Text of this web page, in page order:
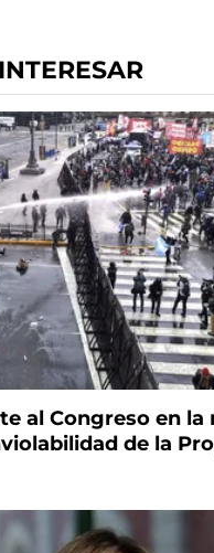
al Congreso en la
de la